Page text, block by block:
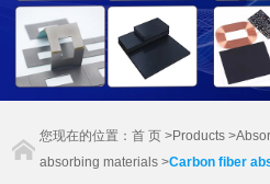
您现在的位置：首 页 >Products >
absorbing materials >Carbon fiber